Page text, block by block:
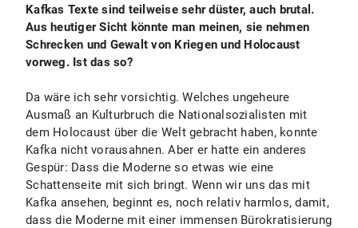
Kafkas Texte sind teilweise sehr düster, auch brutal.
Aus heutiger Sicht könnte man meinen, sie nehmen
Schrecken und Gewalt von Kriegen und Holocaust
vorweg. Ist das so?
Da wäre ich sehr vorsichtig. Welches ungeheure
Ausmaß an Kulturbruch die Nationalsozialisten mit
dem Holocaust über die Welt gebracht haben, konnte
Kafka nicht vorausahnen. Aber er hatte ein anderes
Gespür: Dass die Moderne so etwas wie eine
Schattenseite mit sich bringt. Wenn wir uns das mit
Kafka ansehen, beginnt es, noch relativ harmlos, damit,
dass die Moderne mit einer immensen Bürokratisierung